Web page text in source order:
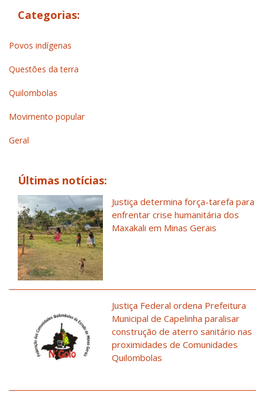
Categorias:
Povos indígenas
Questões da terra
Quilombolas
Movimento popular
Geral
Últimas notícias:
Justiça determina força-tarefa para
enfrentar crise humanitária dos
Maxakali em Minas Gerais
Justiça Federal ordena Prefeitura
Municipal de Capelinha paralisar
construção de aterro sanitário nas
proximidades de Comunidades
Quilombolas